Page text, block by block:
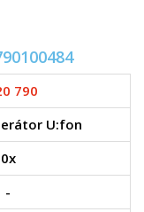
790
U:fon
0x
-